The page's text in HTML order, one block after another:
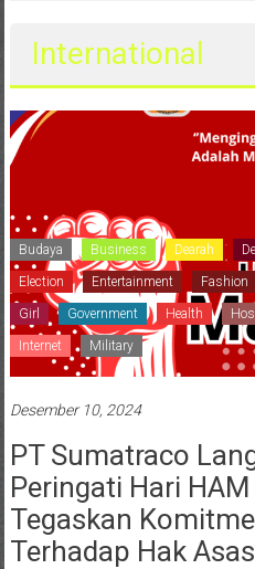
International
Budaya Business Dearah
Election Entertainment Fashion
Girl Government Health
Internet Military
Desember 10, 2024
PT Sumatraco
Peringati Hari
Tegaskan
Terhadap Hak